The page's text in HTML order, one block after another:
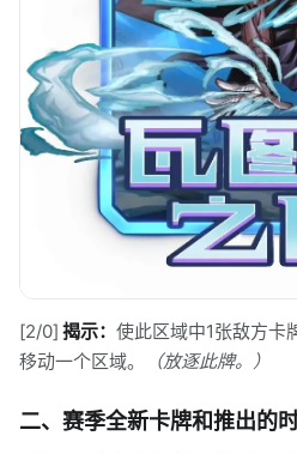
[2/0] 揭示： 使此区域中1张敌方卡
移动一个区域。
（放逐此牌。）
二、赛季全新卡牌和推出的